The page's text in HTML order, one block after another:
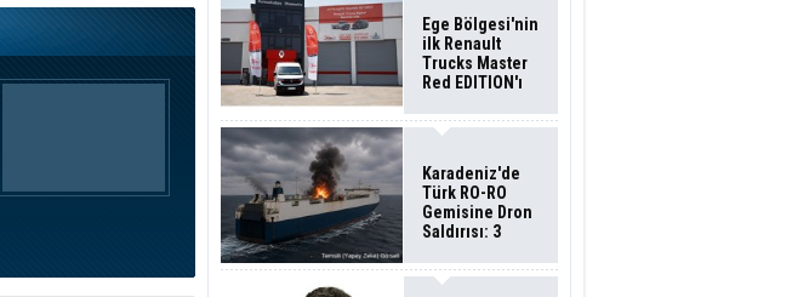
Ege Bölgesi'nin
ilk Renault
Trucks Master
Red EDITION'ı
Filosuna Katıldı
Karadeniz'de
Türk RO-RO
Gemisine Dron
Saldırısı: 3
Durumu Ağır